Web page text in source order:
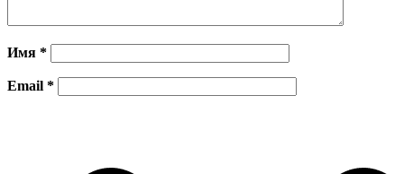
Имя *
Email *